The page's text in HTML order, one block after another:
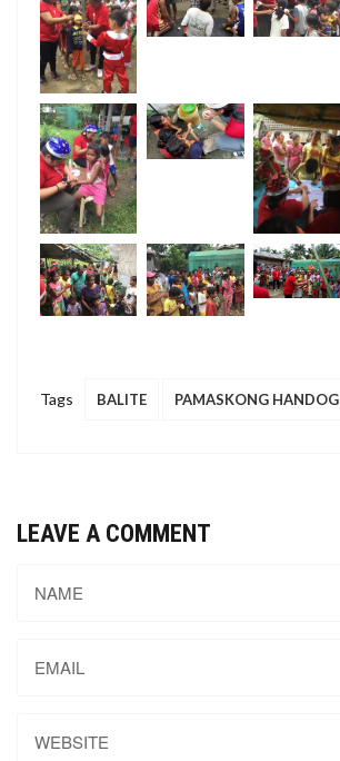
Tags BALITE PAMASKONG HANDOG
LEAVE A COMMENT